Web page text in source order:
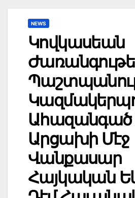
NEWS
Կովկասեան
Ահազանգած
Արցախի Մէջ
Վանքասար
Հայկական